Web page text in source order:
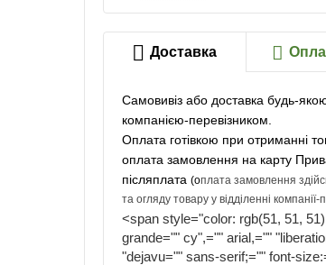
Доставка
Самовивіз або доставка будь-
компанією-перевізником.
Оплата готівкою при отриманні
оплата замовлення на карту
післяплата (оплата замовлення
та огляду товару у відділенні компанії-
<span style="color: rgb(51, 51,
grande="" cy",="" arial,=""
"dejavu="" sans-serif;="" font-